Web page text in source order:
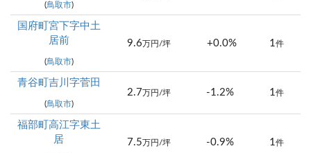
(鳥取市)
国府町宮下字中土
居前
(鳥取市)
9.6 万円/坪 +0.0% 1件
青谷町吉川字菅田
(鳥取市)
2.7 万円/坪 -1.2% 1件
福部町高江字東土
居
7.5 万円/坪 -0.9% 1件